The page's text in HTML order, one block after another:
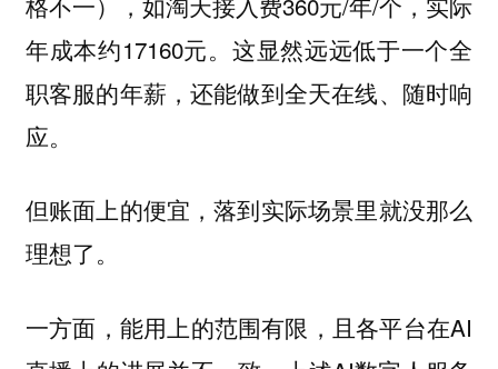
年成本约17160元。这显然远远低于一个全
职客服的年薪，还能做到全天在线、随时响
应。
但账面上的便宜，落到实际场景里就没那么
理想了。
一方面，能用上的范围有限，且各平台在AI